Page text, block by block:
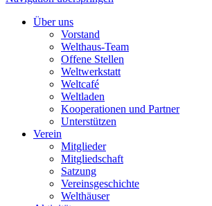
Über uns
Vorstand
Welthaus-Team
Offene Stellen
Weltwerkstatt
Weltcafé
Weltladen
Kooperationen und Partner
Unterstützen
Verein
Mitglieder
Mitgliedschaft
Satzung
Vereinsgeschichte
Welthäuser